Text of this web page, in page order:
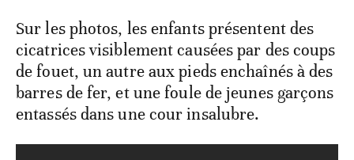
Sur les photos, les enfants présentent des
cicatrices visiblement causées par des coups
de fouet, un autre aux pieds enchaînés à des
barres de fer, et une foule de jeunes garçons
entassés dans une cour insalubre.